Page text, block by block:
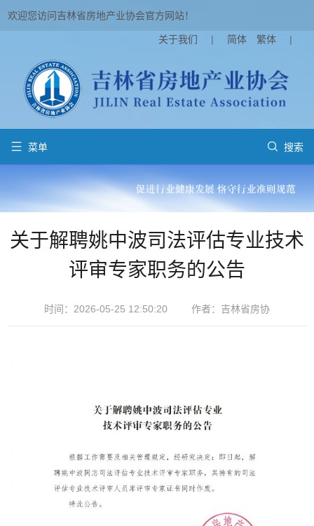
欢迎您访问吉林省房地产业协会官方网站！
关于我们 | 简体 繁体 |
 菜单  搜索
关于解聘姚中波司法评估专业技术
评审专家职务的公告
时间：2026-05-25 12:50:20 作者：吉林省房协